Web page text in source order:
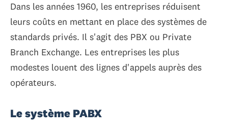
Dans les années 1960, les entreprises réduisent
leurs coûts en mettant en place des systèmes de
standards privés. Il s'agit des PBX ou Private
Branch Exchange. Les entreprises les plus
modestes louent des lignes d'appels auprès des
opérateurs.
Le système PABX